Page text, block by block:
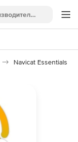
Navicat Essentials